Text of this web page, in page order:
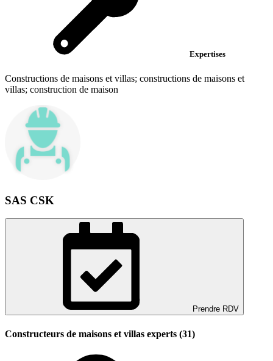
Expertises
Constructions de maisons et villas; constructions de maisons et
villas; construction de maison
SAS CSK
Prendre RDV
Constructeurs de maisons et villas experts (31)